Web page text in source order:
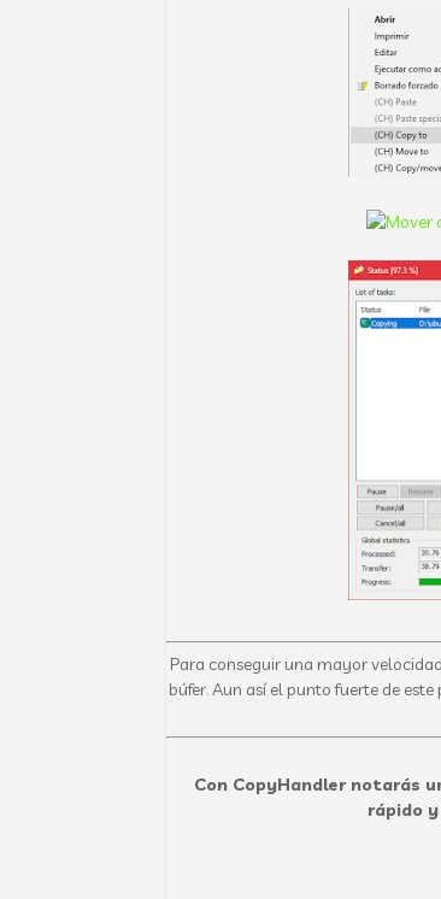
Para conseguir una mayor
búfer. Aun así el punto fuerte de
Con CopyHandler notarás
rápido